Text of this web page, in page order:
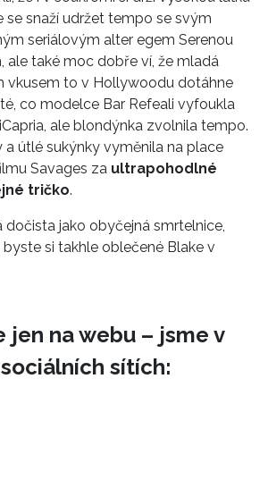
se snaží udržet tempo se svým
seriálovým alter egem Serenou
ale také moc dobře ví, že mladá
vkusem to v Hollywoodu dotáhne
co modelce Bar Refeali vyfoukla
ale blondýnka zvolnila tempo.
útlé sukýnky vyměnila na place
Savages za ultrapohodlné
tričko.
dočista jako obyčejná smrtelnice,
si takhle oblečené Blake v
jen na webu – jsme v
sítích: